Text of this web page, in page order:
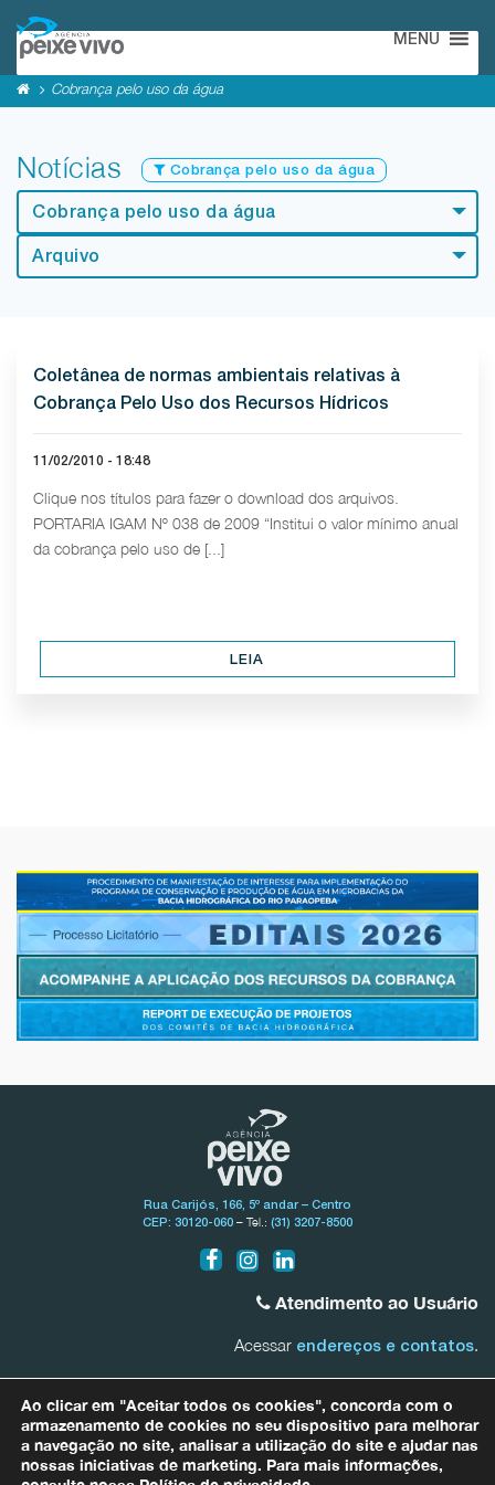
MENU
Cobrança pelo uso da água
Notícias Cobrança pelo uso da água
Cobrança pelo uso da água
Arquivo
Coletânea de normas ambientais relativas à
Cobrança Pelo Uso dos Recursos Hídricos
11/02/2010 - 18:48
Clique nos títulos para fazer o download dos arquivos.
PORTARIA IGAM Nº 038 de 2009 “Institui o valor mínimo anual
da cobrança pelo uso de [...]
LEIA
Rua Carijós, 166, 5º andar – Centro
CEP: 30120-060 – Tel.: (31) 3207-8500
Atendimento ao Usuário
Acessar endereços e contatos.
0800.031.1607
Bacias Afluentes Mineiras do Rio São Francisco0800.031.1608
Ao clicar em "Aceitar todos os cookies", concorda com o
armazenamento de cookies no seu dispositivo para melhorar
a navegação no site, analisar a utilização do site e ajudar nas
nossas iniciativas de marketing. Para mais informações,